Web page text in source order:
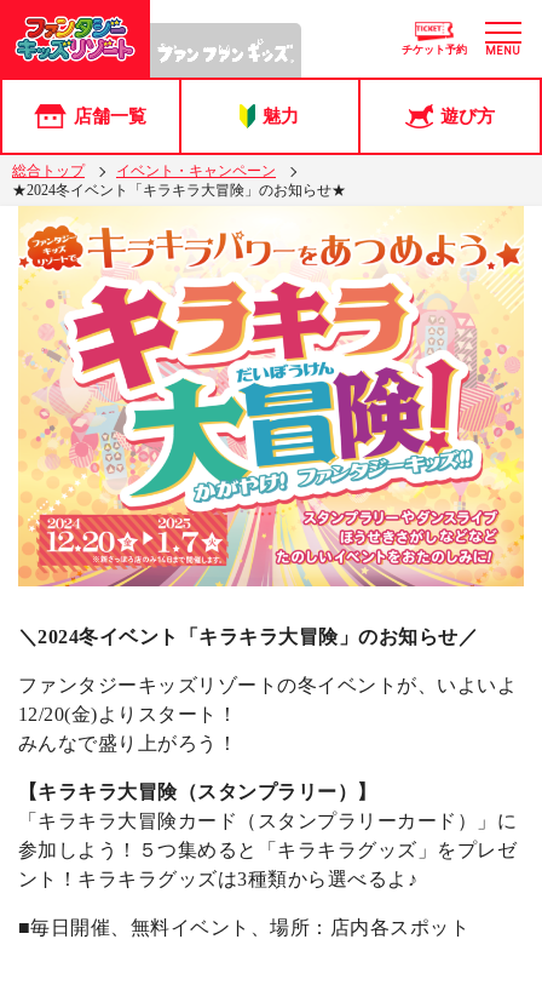
チケット予約 MENU
店舗一覧 魅力 遊び方
総合トップ
イベント・キャンペーン
★2024冬イベント「キラキラ大冒険」のお知らせ★
＼2024冬イベント「キラキラ大冒険」のお知らせ／
ファンタジーキッズリゾートの冬イベントが、いよいよ
12/20(金)よりスタート！
みんなで盛り上がろう！
【キラキラ大冒険（スタンプラリー）】
「キラキラ大冒険カード（スタンプラリーカード）」に
参加しよう！５つ集めると「キラキラグッズ」をプレゼ
ント！キラキラグッズは3種類から選べるよ♪
■毎日開催、無料イベント、場所：店内各スポット